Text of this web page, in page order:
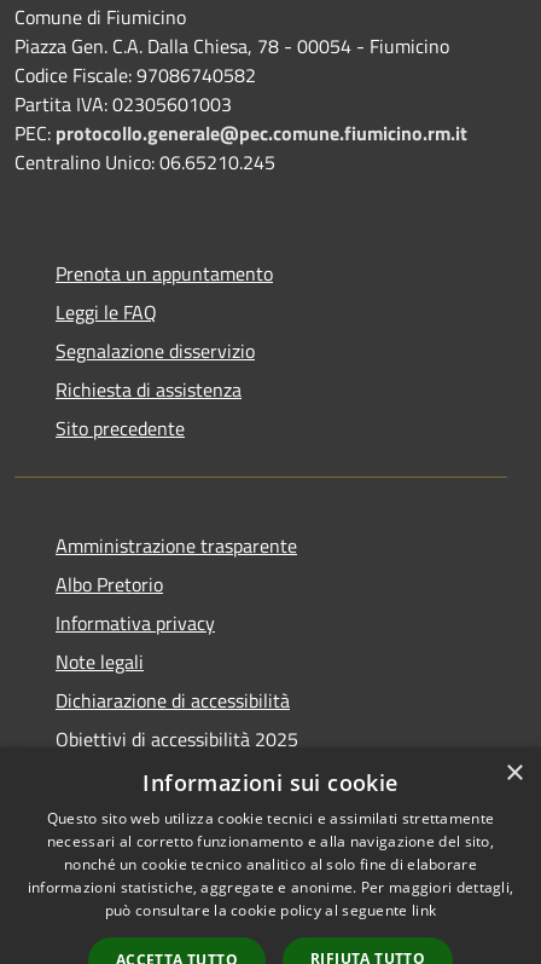
Comune di Fiumicino
Piazza Gen. C.A. Dalla Chiesa, 78 - 00054 - Fiumicino
Codice Fiscale: 97086740582
Partita IVA: 02305601003
PEC: protocollo.generale@pec.comune.fiumicino.rm.it
Centralino Unico: 06.65210.245
Prenota un appuntamento
Leggi le FAQ
Segnalazione disservizio
Richiesta di assistenza
Sito precedente
Amministrazione trasparente
Albo Pretorio
Informativa privacy
Note legali
Dichiarazione di accessibilità
Obiettivi di accessibilità 2025
Meccanismo di feedback
RSS
Accessibilità
Copyright © 2026 • Comune di
Municipium• Accesso
×
Informazioni sui cookie
Questo sito web utilizza cookie tecnici e assimilati strettamente
necessari al corretto funzionamento e alla navigazione del sito,
nonché un cookie tecnico analitico al solo fine di elaborare
informazioni statistiche, aggregate e anonime. Per maggiori dettagli,
può consultare la cookie policy al seguente link
ACCETTA TUTTO RIFIUTA TUTTO